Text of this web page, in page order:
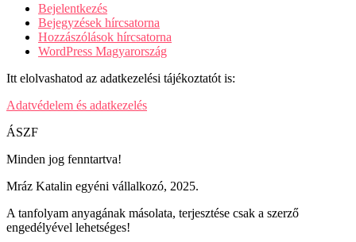
Bejelentkezés
Bejegyzések hírcsatorna
Hozzászólások hírcsatorna
WordPress Magyarország
Itt elolvashatod az adatkezelési tájékoztatót is:
Adatvédelem és adatkezelés
ÁSZF
Minden jog fenntartva!
Mráz Katalin egyéni vállalkozó, 2025.
A tanfolyam anyagának másolata, terjesztése csak a szerző
engedélyével lehetséges!